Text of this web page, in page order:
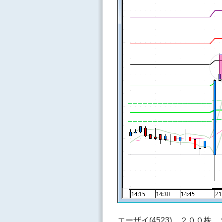
エーザイ(4523) ２００株